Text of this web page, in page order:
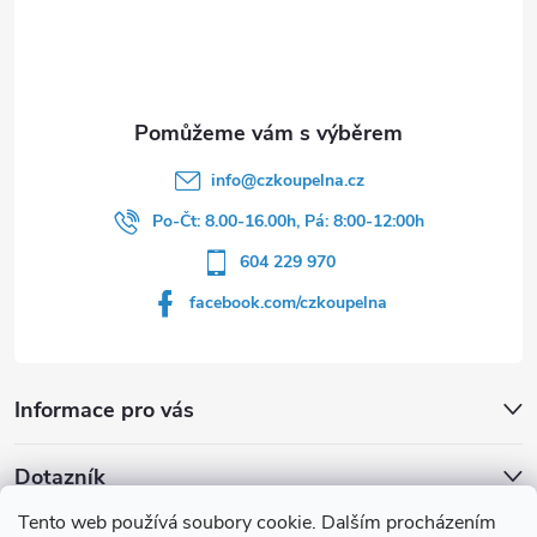
Tento web používá soubory cookie. Dalším procházením
Informace pro vás
info@czkoupelna.cz
Po-Čt: 8.00-16.00h, Pá: 8:00-12:00h
604 229 970
facebook.com/czkoupelna
Dotazník